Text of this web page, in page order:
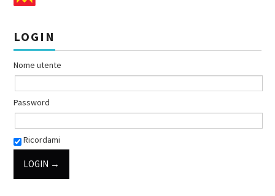
LOGIN
Nome utente
Password
Ricordami